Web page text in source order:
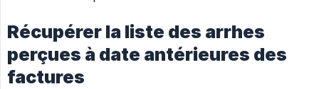
Récupérer la liste des arrhes
perçues à date antérieures des
factures